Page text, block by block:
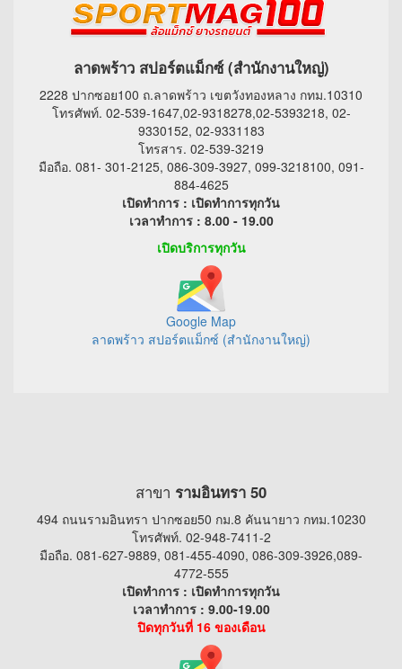
ลาดพร้าว สปอร์ตแม็กซ์ (สำนักงานใหญ่)
2228 ปากซอย100 ถ.ลาดพร้าว เขตวังทองหลาง กทม.10310
โทรศัพท์. 02-539-1647,02-9318278,02-5393218, 02-
9330152, 02-9331183
โทรสาร. 02-539-3219
มือถือ. 081- 301-2125, 086-309-3927, 099-3218100, 091-
884-4625
เปิดทำการ : เปิดทำการทุกวัน
เวลาทำการ : 8.00 - 19.00
เปิดบริการทุกวัน
Google Map
ลาดพร้าว สปอร์ตแม็กซ์ (สำนักงานใหญ่)
สาขา รามอินทรา 50
494 ถนนรามอินทรา ปากซอย50 กม.8 คันนายาว กทม.10230
โทรศัพท์. 02-948-7411-2
มือถือ. 081-627-9889, 081-455-4090, 086-309-3926,089-
4772-555
เปิดทำการ : เปิดทำการทุกวัน
เวลาทำการ : 9.00-19.00
ปิดทุกวันที่ 16 ของเดือน